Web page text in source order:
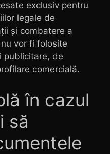
exclusiv pentru
legale de
și combatere a
vor fi folosite
publicitare, de
comercială.
în cazul
să